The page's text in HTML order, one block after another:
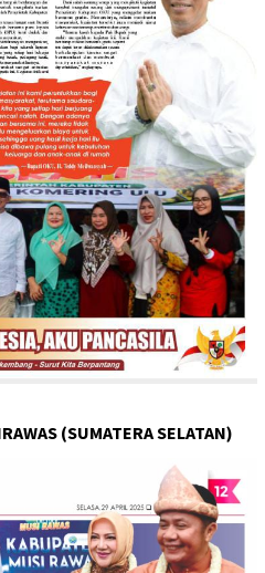
(SUMATERA SELATAN)